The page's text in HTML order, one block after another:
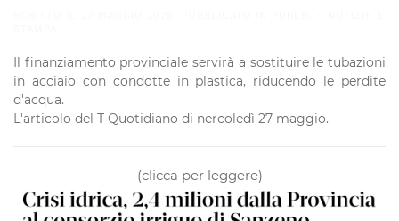
Il finanziamento provinciale servirà a sostituire le tubazioni
in acciaio con condotte in plastica, riducendo le perdite
d'acqua.
L'articolo del T Quotidiano di nercoledì 27 maggio.
(clicca per leggere)